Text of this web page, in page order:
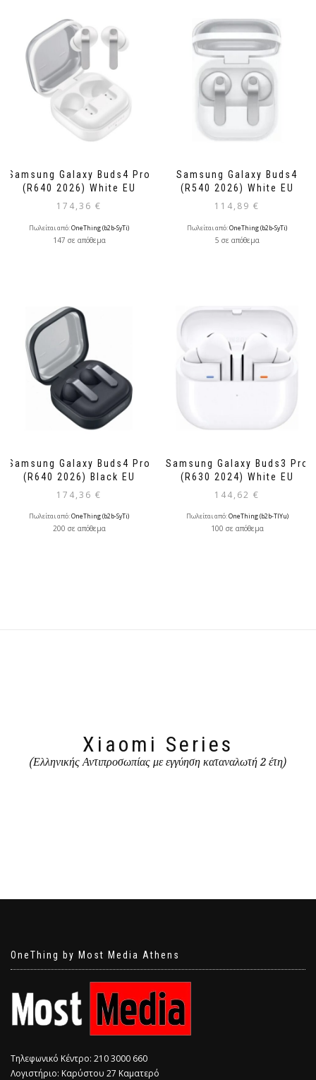
Samsung Galaxy Buds4 Pro
(R640 2026) White EU
174,36 €
Πωλείται από:OneThing (b2b-SyTi)
147 σε απόθεμα
Samsung Galaxy Buds4
(R540 2026) White EU
114,89 €
Πωλείται από:OneThing (b2b-SyTi)
5 σε απόθεμα
Samsung Galaxy Buds4 Pro
(R640 2026) Black EU
174,36 €
Πωλείται από:OneThing (b2b-SyTi)
200 σε απόθεμα
Samsung Galaxy Buds3 Pro
(R630 2024) White EU
144,62 €
Πωλείται από:OneThing (b2b-TlYu)
100 σε απόθεμα
Xiaomi Series
(Ελληνικής Αντιπροσωπίας με εγγύηση καταναλωτή 2 έτη)
OneThing by Most Media Athens
Τηλεφωνικό Κέντρο: 210 3000 660
Λογιστήριο: Καρύστου 27 Καματερό